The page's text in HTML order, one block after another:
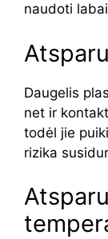
naudoti
Daugelis
net ir
todėl jie
rizika